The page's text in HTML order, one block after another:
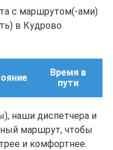
с маршрутом(-ами)
в Кудрово
Время в
пути
наши диспетчера и
маршрут, чтобы
и комфортнее.